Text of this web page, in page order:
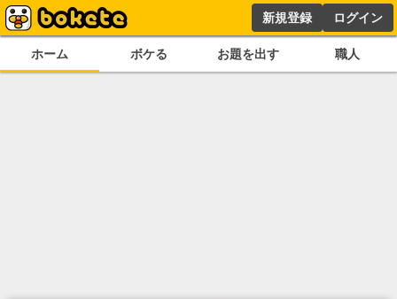
新規登録 ログイン
ホーム ボケる お題を出す 職人